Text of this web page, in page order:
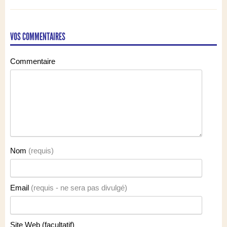
VOS COMMENTAIRES
Commentaire
Nom (requis)
Email (requis - ne sera pas divulgé)
Site Web (facultatif)